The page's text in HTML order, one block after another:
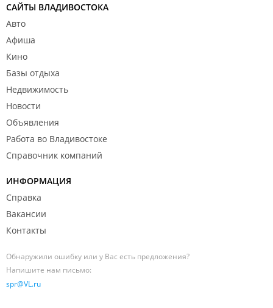
САЙТЫ ВЛАДИВОСТОКА
Авто
Афиша
Кино
Базы отдыха
Недвижимость
Новости
Объявления
Работа во Владивостоке
Справочник компаний
ИНФОРМАЦИЯ
Справка
Вакансии
Контакты
Обнаружили ошибку или у Вас есть предложения?
Напишите нам письмо:
spr@VL.ru